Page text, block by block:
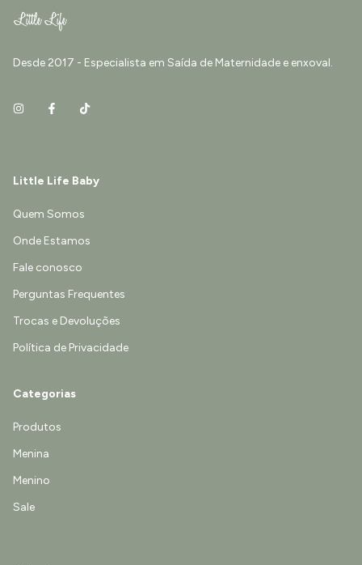
Desde 2017 - Especialista em Saída de Maternidade e enxoval.
Little Life Baby
Quem Somos
Onde Estamos
Fale conosco
Perguntas Frequentes
Trocas e Devoluções
Política de Privacidade
Categorias
Produtos
Menina
Menino
Sale